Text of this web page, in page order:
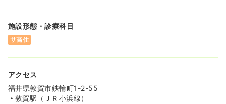
施設形態・診療科目
サ高住
アクセス
福井県敦賀市鉄輪町1-2-55
敦賀駅（ＪＲ小浜線）